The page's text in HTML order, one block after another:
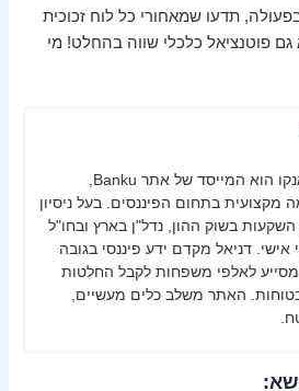
תדעו שמאחורי כל לוח זכוכית
פוטנציאל כלכלי שווה בהחלט! מי
מקצועית בתחום הפיננסים. בעל ניסיון
בשוק ההון, נדל"ן בארץ ובחו"ל
אישי. דניאל מקדם ידע פיננסי בגובה
ומסייע לאלפי משפחות לקבל החלטות
האתר משלב כלים מעשיים,